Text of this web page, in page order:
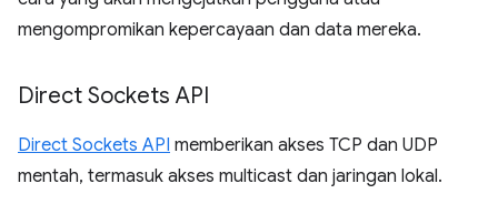
mengompromikan kepercayaan dan data mereka.
Direct Sockets API
Direct Sockets API memberikan akses TCP dan UDP
mentah, termasuk akses multicast dan jaringan lokal.